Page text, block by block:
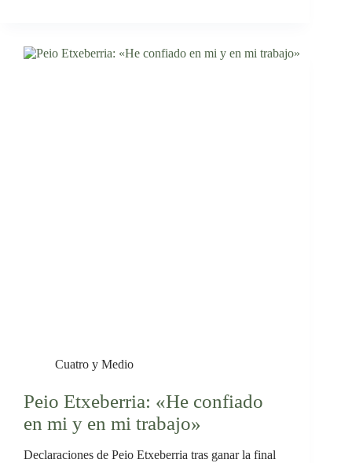
Cuatro y Medio
Peio Etxeberria: «He confiado
en mi y en mi trabajo»
Declaraciones de Peio Etxeberria tras ganar la final